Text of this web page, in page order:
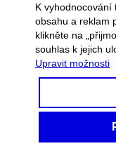
K vyhodnocování
obsahu a reklam
klikněte na
souhlas k jejich
Upravit možnosti